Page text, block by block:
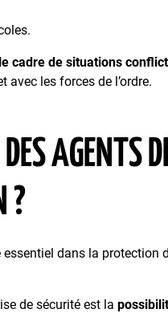
cadre de situations
avec les forces de l’ordre.
AGENTS
?
dans la protection
de sécurité est la